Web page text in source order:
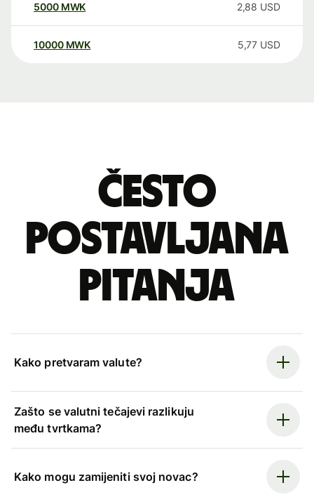
5000 MWK 2,88 USD
10000 MWK 5,77 USD
Često
postavljana
pitanja
Kako pretvaram valute?
Zašto se valutni tečajevi razlikuju
među tvrtkama?
Kako mogu zamijeniti svoj novac?